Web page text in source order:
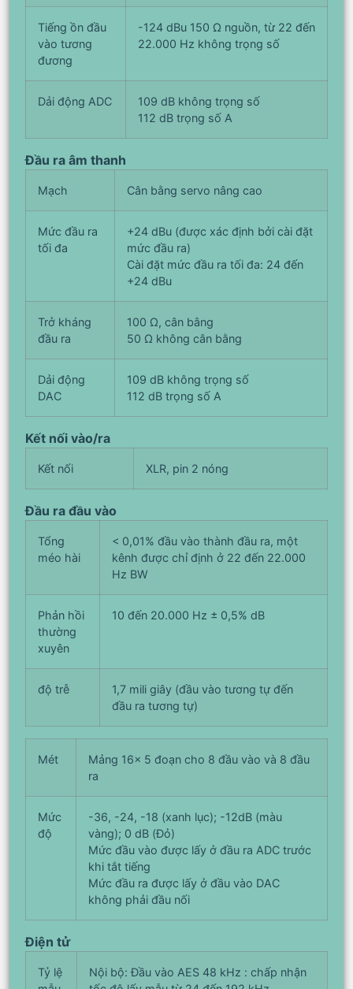
Tiếng ồn đầu
vào tương
đương
-124 dBu 150 Ω nguồn, từ 22 đến
22.000 Hz không trọng số
Dải động ADC
109 dB không trọng số
112 dB trọng số A
Đầu ra âm thanh
Mạch Cân bằng servo nâng cao
Mức đầu ra
tối đa
+24 dBu (được xác định bởi cài đặt
mức đầu ra)
Cài đặt mức đầu ra tối đa: 24 đến
+24 dBu
Trở kháng
đầu ra
100 Ω, cân bằng
50 Ω không cân bằng
Dải động
DAC
109 dB không trọng số
112 dB trọng số A
Kết nối vào/ra
Kết nối XLR, pin 2 nóng
Đầu ra đầu vào
Tổng
méo hài
< 0,01% đầu vào thành đầu ra, một
kênh được chỉ định ở 22 đến 22.000
Hz BW
Phản hồi
thường
xuyên
10 đến 20.000 Hz ± 0,5% dB
độ trễ
1,7 mili giây (đầu vào tương tự đến
đầu ra tương tự)
Mét
Mảng 16x 5 đoạn cho 8 đầu vào và 8 đầu
ra
Mức
độ
-36, -24, -18 (xanh lục); -12dB (màu
vàng); 0 dB (Đỏ)
Mức đầu vào được lấy ở đầu ra ADC trước
khi tắt tiếng
Mức đầu ra được lấy ở đầu vào DAC
không phải đầu nối
Điện tử
Tỷ lệ
Nội bộ: Đầu vào AES 48 kHz : chấp nhận